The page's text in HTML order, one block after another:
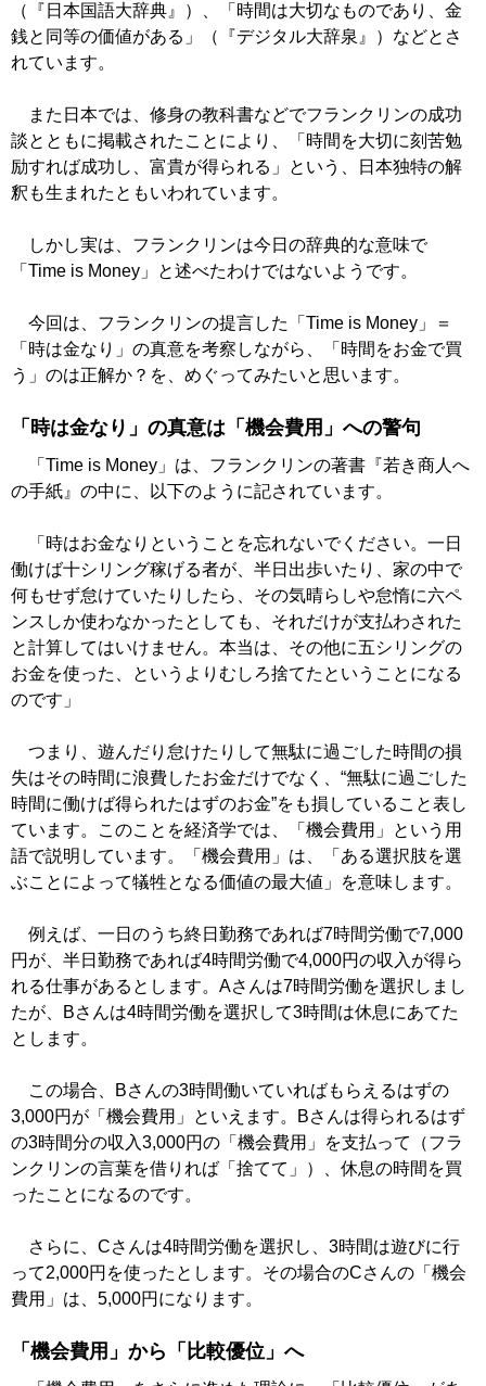
（『日本国語大辞典』）、「時間は大切なものであり、金
銭と同等の価値がある」（『デジタル大辞泉』）などとさ
れています。
また日本では、修身の教科書などでフランクリンの成功
談とともに掲載されたことにより、「時間を大切に刻苦勉
励すれば成功し、富貴が得られる」という、日本独特の解
釈も生まれたともいわれています。
しかし実は、フランクリンは今日の辞典的な意味で
「Time is Money」と述べたわけではないようです。
今回は、フランクリンの提言した「Time is Money」＝
「時は金なり」の真意を考察しながら、「時間をお金で買
う」のは正解か？を、めぐってみたいと思います。
「時は金なり」の真意は「機会費用」への警句
「Time is Money」は、フランクリンの著書『若き商人へ
の手紙』の中に、以下のように記されています。
「時はお金なりということを忘れないでください。一日
働けば十シリング稼げる者が、半日出歩いたり、家の中で
何もせず怠けていたりしたら、その気晴らしや怠惰に六ペ
ンスしか使わなかったとしても、それだけが支払わされた
と計算してはいけません。本当は、その他に五シリングの
お金を使った、というよりむしろ捨てたということになる
のです」
つまり、遊んだり怠けたりして無駄に過ごした時間の損
失はその時間に浪費したお金だけでなく、“無駄に過ごした
時間に働けば得られたはずのお金”をも損していること表し
ています。このことを経済学では、「機会費用」という用
語で説明しています。「機会費用」は、「ある選択肢を選
ぶことによって犠牲となる価値の最大値」を意味します。
例えば、一日のうち終日勤務であれば7時間労働で7,000
円が、半日勤務であれば4時間労働で4,000円の収入が得ら
れる仕事があるとします。Aさんは7時間労働を選択しまし
たが、Bさんは4時間労働を選択して3時間は休息にあてた
とします。
この場合、Bさんの3時間働いていればもらえるはずの
3,000円が「機会費用」といえます。Bさんは得られるはず
の3時間分の収入3,000円の「機会費用」を支払って（フラ
ンクリンの言葉を借りれば「捨てて」）、休息の時間を買
ったことになるのです。
さらに、Cさんは4時間労働を選択し、3時間は遊びに行
って2,000円を使ったとします。その場合のCさんの「機会
費用」は、5,000円になります。
「機会費用」から「比較優位」へ